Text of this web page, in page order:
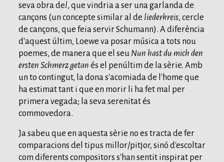
seva obra del, que vindria a ser una garlanda de
cançons (un concepte similar al de liederkreis, cercle
de cançons, que feia servir Schumann). A diferència
d'aquest últim, Loewe va posar música a tots nou
poemes, de manera que el seu Nun hast du mich den
ersten Schmerz getan és el penúltim de la sèrie. Amb
un to contingut, la dona s'acomiada de l'home que
ha estimat tant i que en morir li ha fet mal per
primera vegada; la seva serenitat és
commovedora.
Ja sabeu que en aquesta sèrie no es tracta de fer
comparacions del tipus millor/pitjor, sinó d'escoltar
com diferents compositors s'han sentit inspirat per